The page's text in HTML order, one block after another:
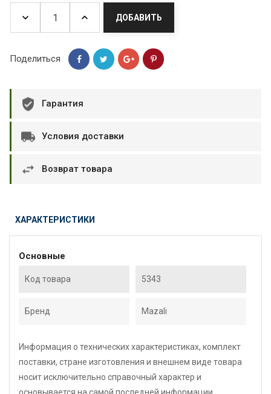
ДОБАВИТЬ
Поделиться
Гарантия
Условия доставки
Возврат товара
ХАРАКТЕРИСТИКИ
Основные
Код товара 5343
Бренд Mazali
Информация о технических характеристиках, комплект
поставки, стране изготовления и внешнем виде товара
носит исключительно справочный характер и